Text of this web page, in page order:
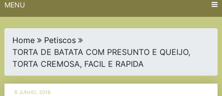
MENU
Home
Petiscos
TORTA DE BATATA COM PRESUNTO E QUEIJO,
TORTA CREMOSA, FACIL E RAPIDA
8 JUNHO, 2018